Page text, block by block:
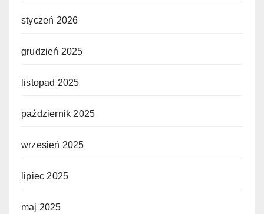
styczeń 2026
grudzień 2025
listopad 2025
październik 2025
wrzesień 2025
lipiec 2025
maj 2025